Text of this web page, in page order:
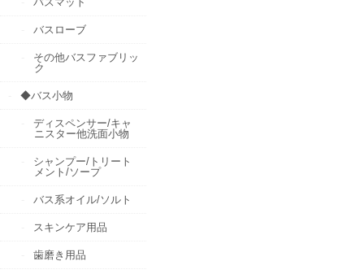
バスローブ
その他バスファブリッ
ク
◆バス小物
ディスペンサー/キャ
ニスター他洗面小物
シャンプー/トリート
メント/ソープ
バス系オイル/ソルト
スキンケア用品
歯磨き用品